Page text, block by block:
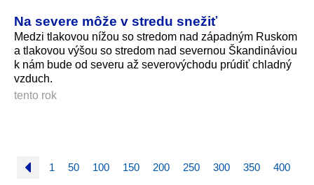
Na severe môže v stredu snežiť
Medzi tlakovou nížou so stredom nad západným Ruskom
a tlakovou výšou so stredom nad severnou Škandináviou
k nám bude od severu až severovýchodu prúdiť chladný
vzduch.
tento rok
1 50 100 150 200 250 300 350 400